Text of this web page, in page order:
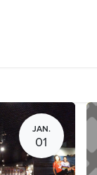
JAN.
01